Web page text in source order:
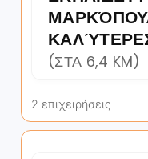
(ΣΤΑ 6,4 KM)
2 επιχειρήσεις